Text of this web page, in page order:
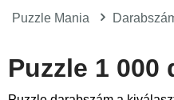
Puzzle Mania
Puzzle 1 000